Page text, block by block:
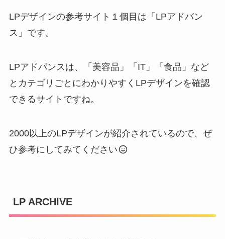
LPデザインの参考サイト１個目は「LPアドバン
ス」です。
LPアドバンスは、「美容品」「IT」「食品」など
とカテゴリごとにわかりやすくLPデザインを確認
できるサイトですね。
2000以上のLPデザインが紹介されているので、ぜ
ひ参考にしてみてください
LP ARCHIVE